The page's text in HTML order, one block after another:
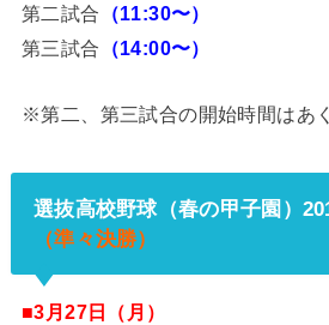
第二試合 （11:30〜）
第三試合 （14:00〜）
※第二、第三試合の開始時間はあ
選抜高校野球（春の甲子園）
（準々決勝）
■3月27日（月）